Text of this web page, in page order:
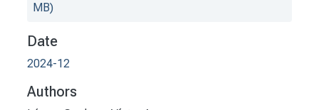
MB)
Date
2024-12
Authors